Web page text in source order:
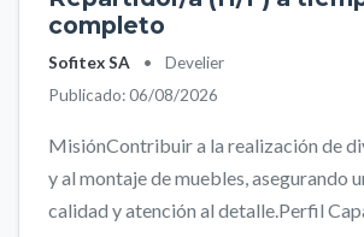
completo
Sofitex SA •
Develier
Publicado: 06/08/2026
MisiónContribuir a la realización de
y al montaje de muebles, asegurando
calidad y atención al detalle.Perfil